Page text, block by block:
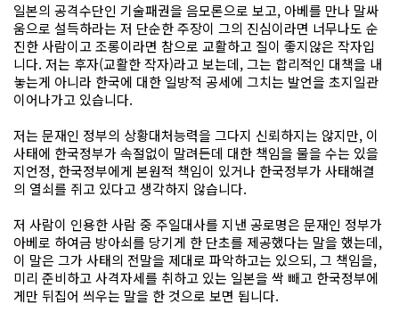
일본의 공격수단인 기술패권을 음모론으로 보고, 아베를 만나 말싸
움으로 설득하라는 저 단순한 주장이 그의 진심이라면 너무나도 순
진한 사람이고 조롱이라면 참으로 교활하고 질이 좋지않은 작자입
니다. 저는 후자(교활한 작자)라고 보는데, 그는 합리적인 대책을 내
놓는게 아니라 한국에 대한 일방적 공세에 그치는 발언을 초지일관
이어나가고 있습니다.
저는 문재인 정부의 상황대처능력을 그다지 신뢰하지는 않지만, 이
사태에 한국정부가 속절없이 말려든데 대한 책임을 물을 수는 있을
지언정, 한국정부에게 본원적 책임이 있거나 한국정부가 사태해결
의 열쇠를 쥐고 있다고 생각하지 않습니다.
저 사람이 인용한 사람 중 주일대사를 지낸 공로명은 문재인 정부가
아베로 하여금 방아쇠를 당기게 한 단초를 제공했다는 말을 했는데,
이 말은 그가 사태의 전말을 제대로 파악하고는 있으되, 그 책임을,
미리 준비하고 사격자세를 취하고 있는 일본을 싹 빼고 한국정부에
게만 뒤집어 씌우는 말을 한 것으로 보면 됩니다.